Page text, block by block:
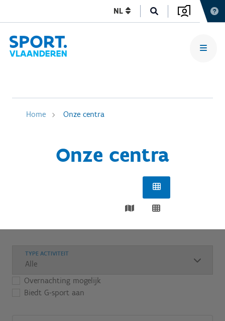
NL
Home Onze centra
Onze centra
TYPE ACTIVITEIT
Overnachting mogelijk
Biedt G-sport aan